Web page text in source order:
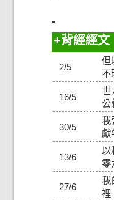
背經經文
2/5
但
不
16/5
世
公
30/5
我
獻
13/6
以
零
27/6
我
裡